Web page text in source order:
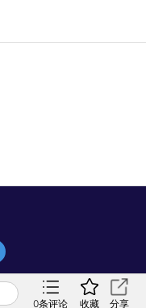
0条评论 收藏 分享